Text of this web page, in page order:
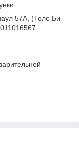
57А, (Толе Би -